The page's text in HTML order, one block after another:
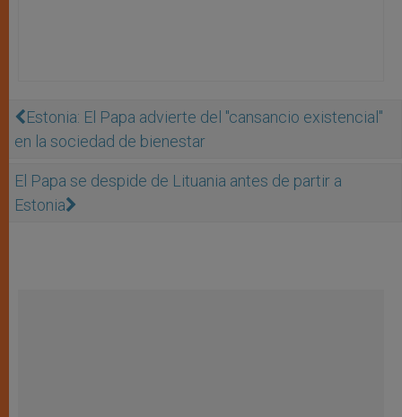
Estonia: El Papa advierte del "cansancio existencial"
en la sociedad de bienestar
El Papa se despide de Lituania antes de partir a
Estonia